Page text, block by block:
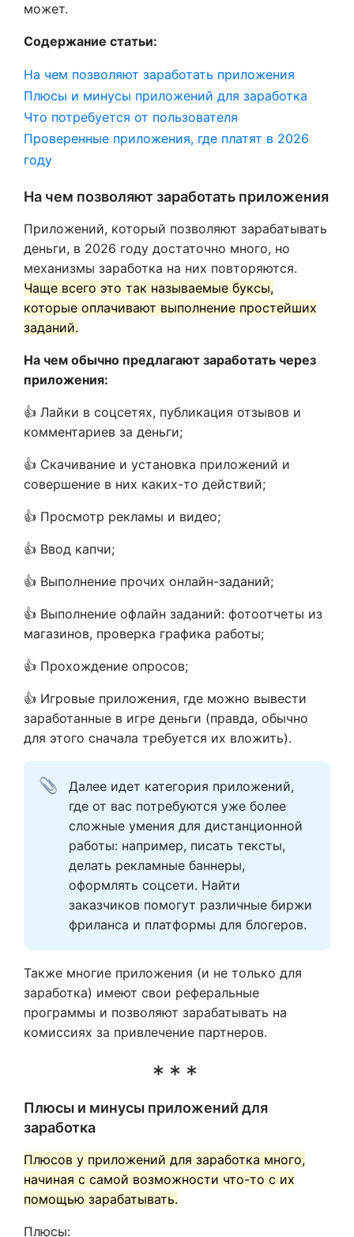
может.
Содержание статьи:
На чем позволяют заработать приложения
Плюсы и минусы приложений для заработка
Что потребуется от пользователя
Проверенные приложения, где платят в 2026
году
На чем позволяют заработать приложения
Приложений, который позволяют зарабатывать
деньги, в 2026 году достаточно много, но
механизмы заработка на них повторяются.
Чаще всего это так называемые буксы,
которые оплачивают выполнение простейших
заданий.
На чем обычно предлагают заработать через
приложения:
👍 Лайки в соцсетях, публикация отзывов и
комментариев за деньги;
👍 Скачивание и установка приложений и
совершение в них каких-то действий;
👍 Просмотр рекламы и видео;
👍 Ввод капчи;
👍 Выполнение прочих онлайн-заданий;
👍 Выполнение офлайн заданий: фотоотчеты из
магазинов, проверка графика работы;
👍 Прохождение опросов;
👍 Игровые приложения, где можно вывести
заработанные в игре деньги (правда, обычно
для этого сначала требуется их вложить).
Далее идет категория приложений,
где от вас потребуются уже более
сложные умения для дистанционной
работы: например, писать тексты,
делать рекламные баннеры,
оформлять соцсети. Найти
заказчиков помогут различные биржи
фриланса и платформы для блогеров.
Также многие приложения (и не только для
заработка) имеют свои реферальные
программы и позволяют зарабатывать на
комиссиях за привлечение партнеров.
Плюсы и минусы приложений для
заработка
Плюсов у приложений для заработка много,
начиная с самой возможности что-то с их
помощью зарабатывать.
Плюсы: